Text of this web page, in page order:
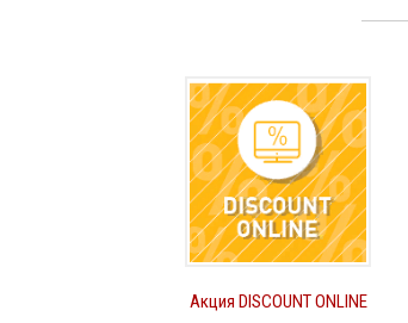
Акция DISCOUNT ONLINE